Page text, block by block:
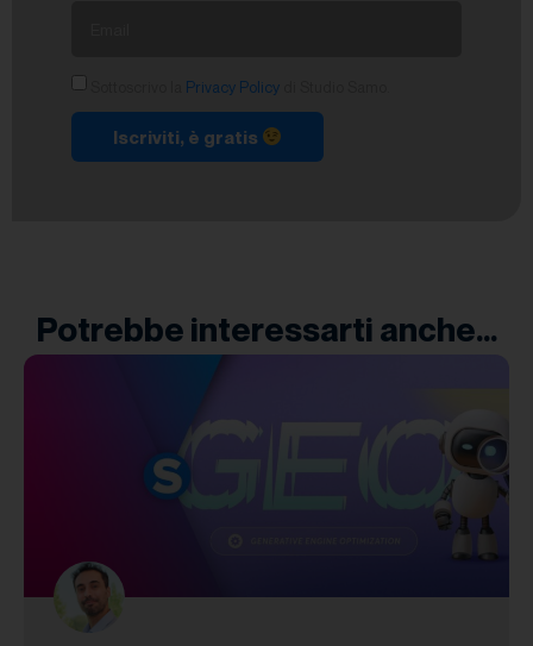
Privacy Policy
Iscriviti, è gratis
Potrebbe interessarti anche...